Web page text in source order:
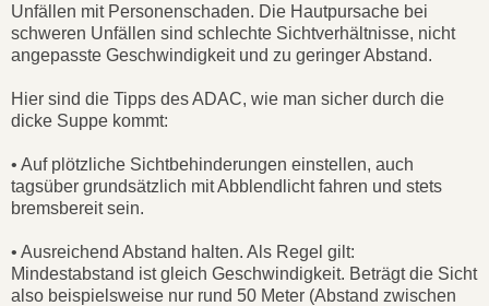
Unfällen mit Personenschaden. Die Hautpursache bei
schweren Unfällen sind schlechte Sichtverhältnisse, nicht
angepasste Geschwindigkeit und zu geringer Abstand.
Hier sind die Tipps des ADAC, wie man sicher durch die
dicke Suppe kommt:
• Auf plötzliche Sichtbehinderungen einstellen, auch
tagsüber grundsätzlich mit Abblendlicht fahren und stets
bremsbereit sein.
• Ausreichend Abstand halten. Als Regel gilt:
Mindestabstand ist gleich Geschwindigkeit. Beträgt die Sicht
also beispielsweise nur rund 50 Meter (Abstand zwischen